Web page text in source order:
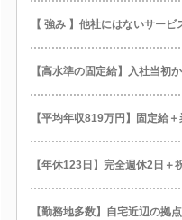
【 強み 】他社にはないサー
【高水準の固定給】入社当初
【平均年収819万円】固定給
【年休123日】完全週休2日＋
【勤務地多数】自宅近辺の拠